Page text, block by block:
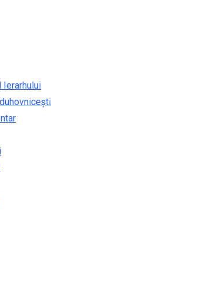
Ierarhului